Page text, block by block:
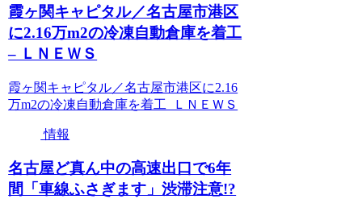
霞ヶ関キャピタル／名古屋市港区
に2.16万m2の冷凍自動倉庫を着工
– ＬＮＥＷＳ
霞ヶ関キャピタル／名古屋市港区に2.16
万m2の冷凍自動倉庫を着工 ＬＮＥＷＳ
情報
名古屋ど真ん中の高速出口で6年
間「車線ふさぎます」渋滞注意!?